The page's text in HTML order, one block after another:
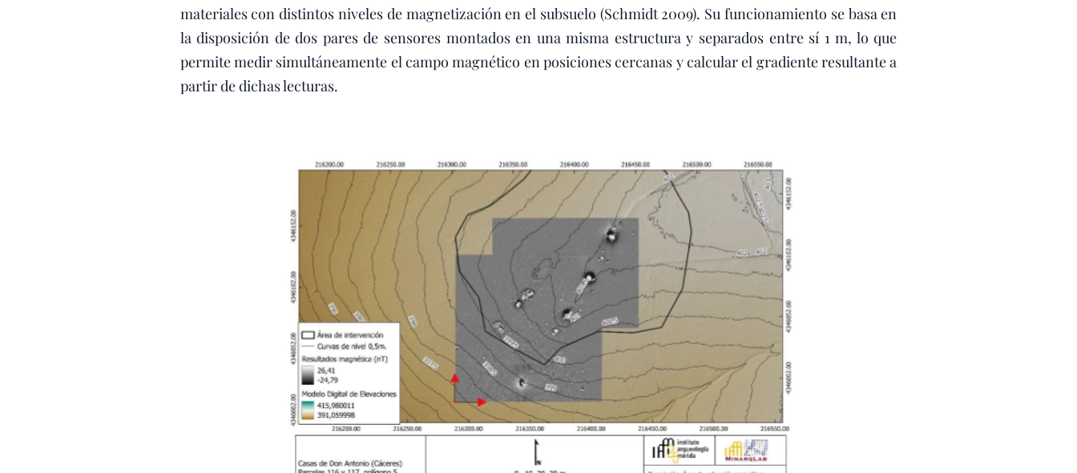
materiales con distintos niveles de magnetización en el subsuelo (Schmidt 2009). Su funcionamiento se basa en
la disposición de dos pares de sensores montados en una misma estructura y separados entre sí 1 m, lo que
permite medir simultáneamente el campo magnético en posiciones cercanas y calcular el gradiente resultante a
partir de dichas lecturas.